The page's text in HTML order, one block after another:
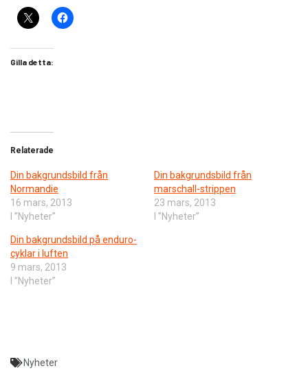
Gilla detta:
Relaterade
Din bakgrundsbild från
Normandie
16 mars, 2013
I ”Nyheter”
Din bakgrundsbild från
marschall-strippen
23 mars, 2013
I ”Nyheter”
Din bakgrundsbild på enduro-
cyklar i luften
9 mars, 2013
I ”Nyheter”
Nyheter